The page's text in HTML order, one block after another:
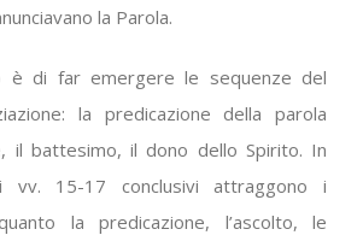
la Parola.
è di far emergere le sequenze del
la predicazione della parola
il battesimo, il dono dello Spirito. In
vv. 15-17 conclusivi attraggono i
la predicazione, l’ascolto, le